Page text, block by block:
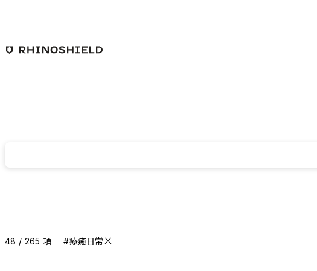
48 / 265 項 #療癒日常